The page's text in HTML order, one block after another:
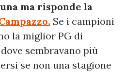
ma risponde la
Se i campioni
la miglior PG di
sembravano più
se non una stagione